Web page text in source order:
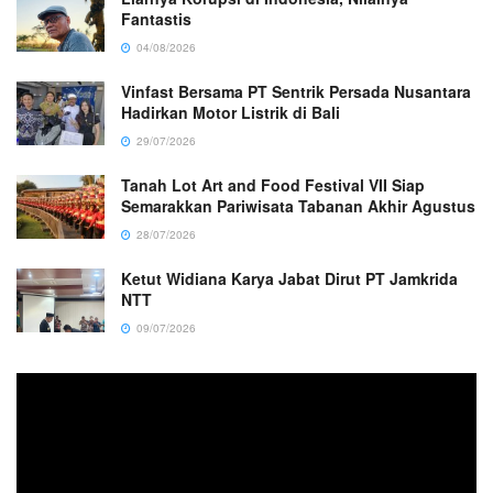
Fantastis
04/08/2026
Vinfast Bersama PT Sentrik Persada Nusantara
Hadirkan Motor Listrik di Bali
29/07/2026
Tanah Lot Art and Food Festival VII Siap
Semarakkan Pariwisata Tabanan Akhir Agustus
28/07/2026
Ketut Widiana Karya Jabat Dirut PT Jamkrida
NTT
09/07/2026